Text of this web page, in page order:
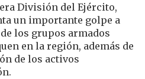
División del Ejército,
un importante golpe a
los grupos armados
en la región, además de
de los activos